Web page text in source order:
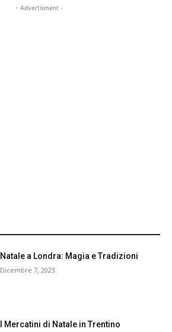
- Advertisment -
Natale a Londra: Magia e Tradizioni
Dicembre 7, 2023
I Mercatini di Natale in Trentino